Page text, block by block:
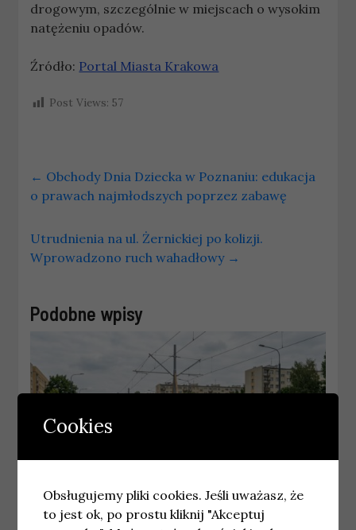
drogowym, szczególnie w miejscach o wysokim
natężeniu opadów.
Źródło: Portal Miasta Krakowa
Post Views: 57
← Obchody Dnia Dziecka w Poznaniu: edukacja
o prawach najmłodszych poprzez zabawę
Utrudnienia na ul. Żernickiej po kolizji.
Wprowadzono ruch wahadłowy →
Podobne wpisy
Cookies
Obsługujemy pliki cookies. Jeśli uważasz, że
to jest ok, po prostu kliknij "Akceptuj